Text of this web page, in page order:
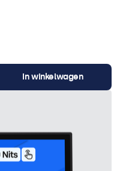
In winkelwagen